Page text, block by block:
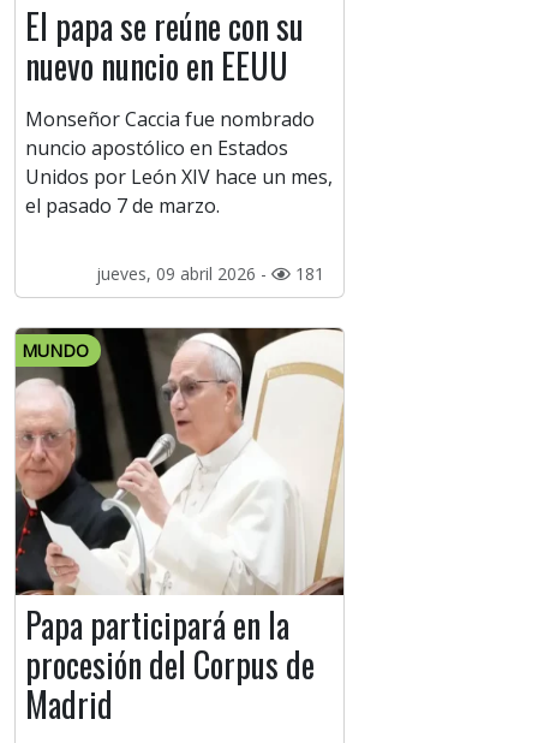
El papa se reúne con su
nuevo nuncio en EEUU
Monseñor Caccia fue nombrado
nuncio apostólico en Estados
Unidos por León XIV hace un mes,
el pasado 7 de marzo.
jueves, 09 abril 2026 - 181
MUNDO
Papa participará en la
procesión del Corpus de
Madrid